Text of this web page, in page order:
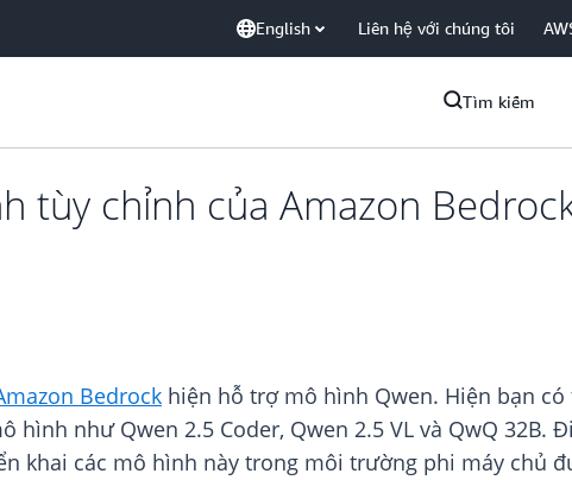
English Liên hệ với chúng tôi
Tìm kiếm
tùy chỉnh của Amazon
Bedrock hiện hỗ trợ mô hình Qwen. Hiện bạn
hình như Qwen 2.5 Coder, Qwen 2.5 VL và QwQ 32B.
khai các mô hình này trong môi trường phi máy chủ